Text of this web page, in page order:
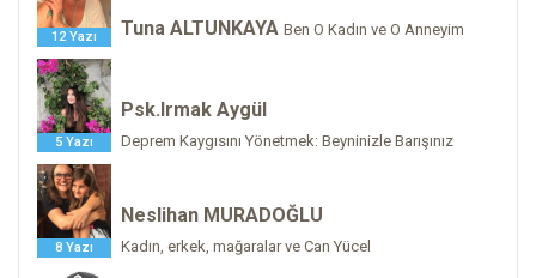
12 Yazı Tuna ALTUNKAYA Ben O Kadın ve O Anneyim
5 Yazı
Psk.Irmak Aygül
Deprem Kaygısını Yönetmek: Beyninizle Barışınız
8 Yazı
Neslihan MURADOĞLU
Kadın, erkek, mağaralar ve Can Yücel